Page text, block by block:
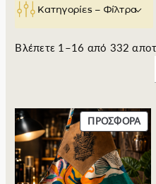
Κατηγορίες – Φίλτρα
Βλέπετε 1–16 από 332
ΠΡΟΣΦΟΡΆΠ
Ρ
Ο
Ϊ
Ό